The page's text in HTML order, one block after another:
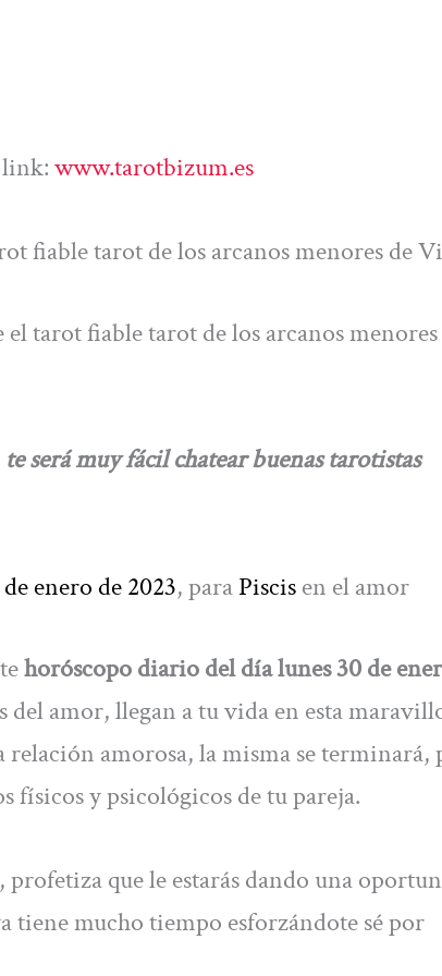
link:www.tarotbizum.es
fiable tarot de los arcanos menores de
tarot fiable tarot de los arcanos
será muy fácil chatear buenas tarotistas
enero de 2023, paraPiscisen el amor
horóscopo diario del día lunes 30 de
del amor, llegan a tu vida en esta
amorosa, la misma se terminará,
físicos y psicológicos de tu pareja.
que le estarás dando una
tiene mucho tiempo esforzándote sé por